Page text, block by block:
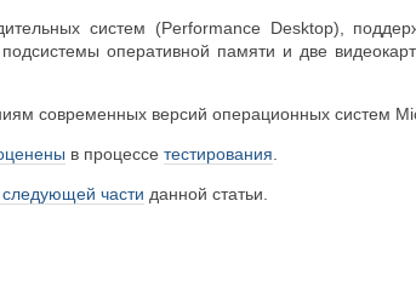
систем (Performance Desktop),
оперативной памяти и две
современных версий операционных систем
в процессетестирования
следующей части данной статьи.